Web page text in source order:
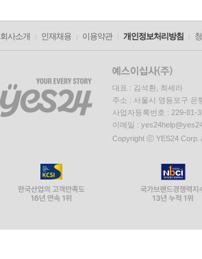
회사소개 인재채용 이용약관 개인정보처리방침
대표 : 김석환, 최세라
주소 : 서울시 영등포구 은
사업자등록번호 : 229-
이메일 :
Copyright ⓒ YES24 Corp.